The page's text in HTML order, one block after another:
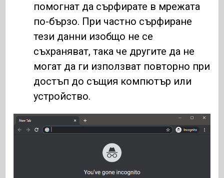
помогнат да сърфирате в мрежата
по-бързо. При частно сърфиране
тези данни изобщо не се
съхраняват, така че другите да не
могат да ги използват повторно при
достъп до същия компютър или
устройство.